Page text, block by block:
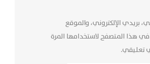
بريدي الإلكتروني، والموقع
في هذا المتصفح لاستخدامها المرة
تعليقي.